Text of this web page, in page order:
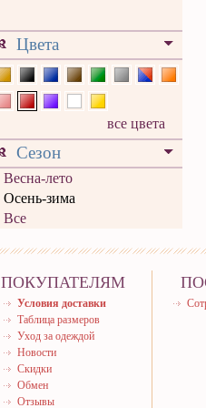
Цвета
все цвета
Сезон
Весна-лето
Осень-зима
Все
ПОКУПАТЕЛЯМ
Условия доставки
Таблица размеров
Уход за одеждой
Новости
Скидки
Обмен
Отзывы